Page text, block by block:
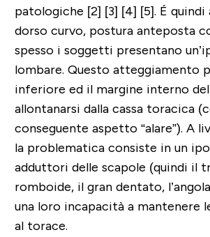
patologiche [2] [3] [4] [5]. É quindi
dorso curvo, postura anteposta
spesso i soggetti presentano
lombare. Questo atteggiamento
inferiore ed il margine interno
allontanarsi dalla cassa toracica
conseguente aspetto “alare”). A
la problematica consiste in un
adduttori delle scapole (quindi il
romboide, il gran dentato,
una loro incapacità a mantenere
al torace.